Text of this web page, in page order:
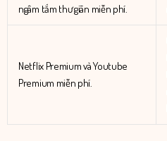
ngâm tắm thư giãn miễn phí.
Netflix Premium và Youtube
Premium miễn phí.